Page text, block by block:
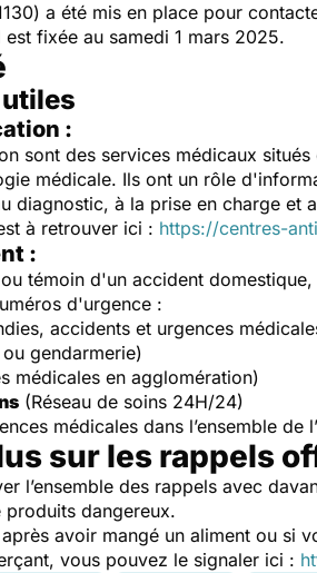
a été mis en place pour
fixée au samedi 1 mars 2025.
:
sont des services médicaux
médicale. Ils ont un rôle
diagnostic, à la prise en charge et
à retrouver ici : https://centres-
:
témoin d'un accident
d'urgence :
accidents et urgences
gendarmerie)
médicales en agglomération)
(Réseau de soins 24H/24)
médicales dans l’ensemble de
sur les rappels
l’ensemble des rappels avec
produits dangereux.
avoir mangé un aliment ou si
vous pouvez le signaler ici :